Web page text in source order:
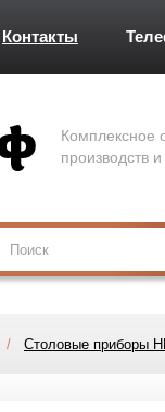
Контакты
Комплексное
производств
/ Столовые приборы